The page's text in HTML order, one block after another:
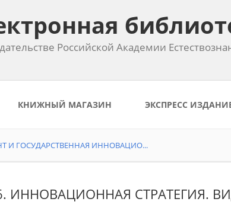
Российской Академии
КНИЖНЫЙ МАГАЗИН ЭКСПРЕСС
ГОСУДАРСТВЕННАЯ ИННОВАЦИО...
ИННОВАЦИОННАЯ СТРАТЕГИЯ.